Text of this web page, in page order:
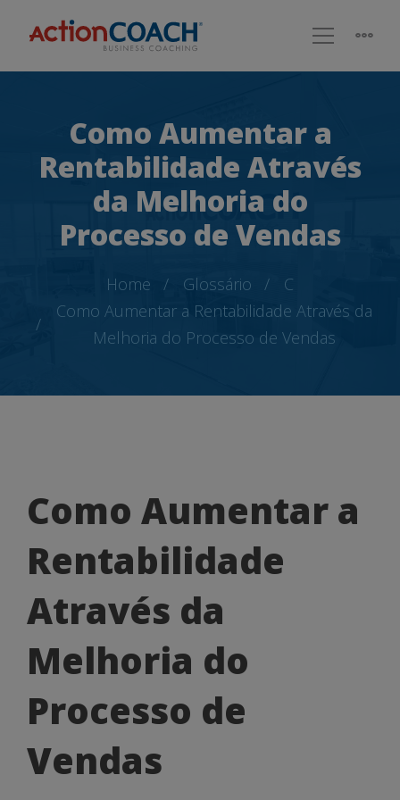
Como Aumentar a
Rentabilidade Através
da Melhoria do
Processo de Vendas
Home Glossário
C
Como Aumentar a Rentabilidade Através da
Melhoria do Processo de Vendas
Como
Aumentar
a
Rentabilidade
Através
da
Melhoria
do
Processo
Como Aumentar a
Rentabilidade
Através da
Melhoria do
Processo de
Vendas